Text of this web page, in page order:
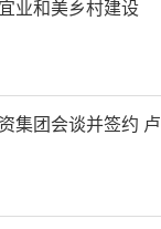
业和美乡村建设
集团会谈并签约 卢